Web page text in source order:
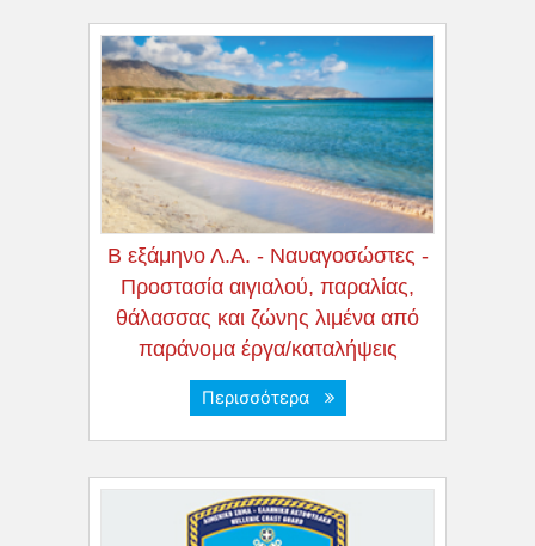
Β εξάμηνο Λ.Α. - Ναυαγοσώστες -
Προστασία αιγιαλού, παραλίας,
θάλασσας και ζώνης λιμένα από
παράνομα έργα/καταλήψεις
Περισσότερα